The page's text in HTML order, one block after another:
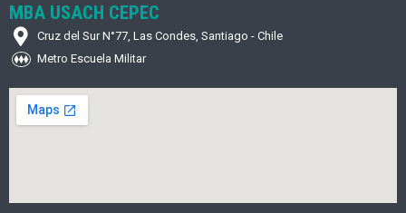
MBA USACH CEPEC
Cruz del Sur N°77, Las Condes, Santiago - Chile
Metro Escuela Militar